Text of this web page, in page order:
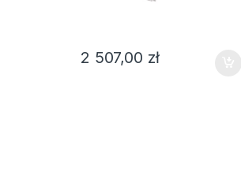
2 507,00 zł